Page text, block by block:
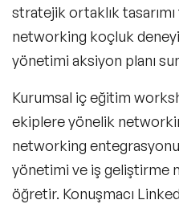
stratejik ortaklık tasarımı
networking koçluk
yönetimi aksiyon planı
Kurumsal iç eğitim
ekiplere yönelik
networking
yönetimi ve iş geliştirme
öğretir. Konuşmacı
Finansal
Sosyal Sorumluluk
Konuşmacıları
Kadınlar Günü
Global Konuşmacılar
Çözümler